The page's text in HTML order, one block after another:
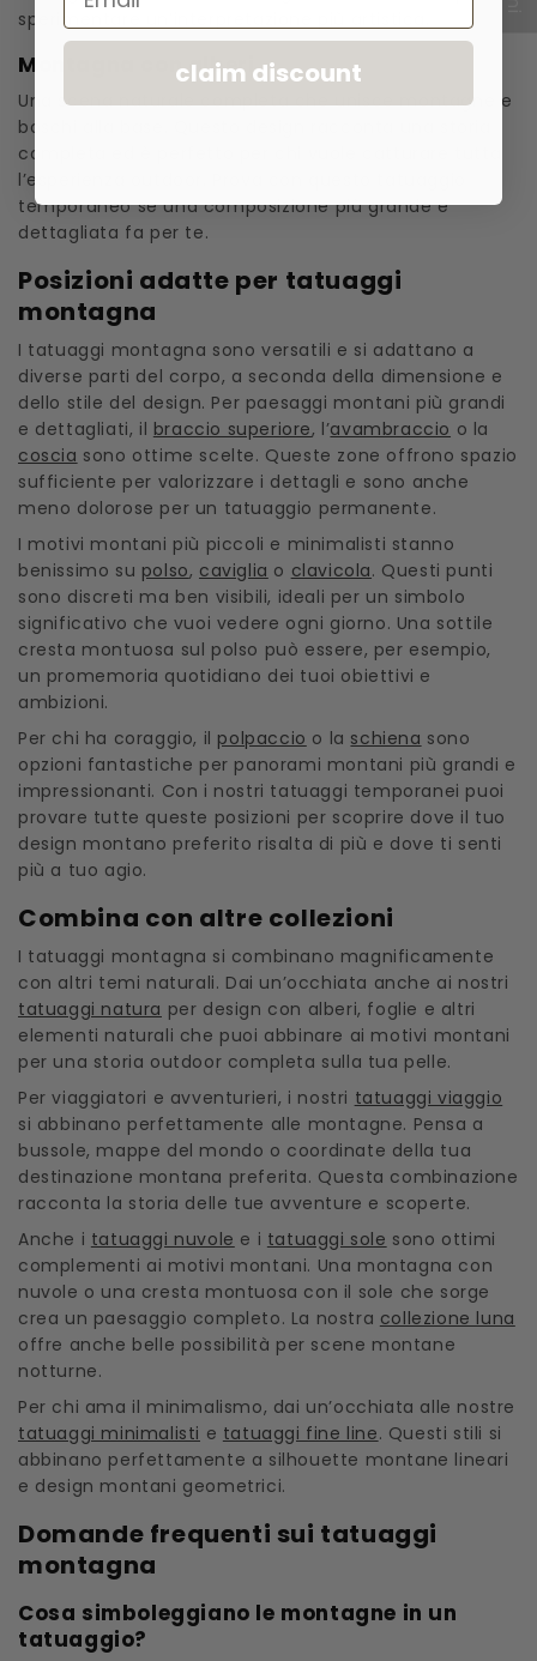
sperimentare un’interpretazione più artistica.
Montagna con alberi
Una scena naturale completa che unisce montagne e
boschi alla base. Questo design racconta una storia
completa ed è perfetto per chi vuole catturare tutta
l’esperienza outdoor. Prova con questo tatuaggio
temporaneo se una composizione più grande e
dettagliata fa per te.
Posizioni adatte per tatuaggi
montagna
I tatuaggi montagna sono versatili e si adattano a
diverse parti del corpo, a seconda della dimensione e
dello stile del design. Per paesaggi montani più grandi
e dettagliati, il braccio superiore, l’avambraccio o la
coscia sono ottime scelte. Queste zone offrono spazio
sufficiente per valorizzare i dettagli e sono anche
meno dolorose per un tatuaggio permanente.
I motivi montani più piccoli e minimalisti stanno
benissimo su polso, caviglia o clavicola. Questi punti
sono discreti ma ben visibili, ideali per un simbolo
significativo che vuoi vedere ogni giorno. Una sottile
cresta montuosa sul polso può essere, per esempio,
un promemoria quotidiano dei tuoi obiettivi e
ambizioni.
Per chi ha coraggio, il polpaccio o la schiena sono
opzioni fantastiche per panorami montani più grandi e
impressionanti. Con i nostri tatuaggi temporanei puoi
provare tutte queste posizioni per scoprire dove il tuo
design montano preferito risalta di più e dove ti senti
più a tuo agio.
Combina con altre collezioni
I tatuaggi montagna si combinano magnificamente
con altri temi naturali. Dai un’occhiata anche ai nostri
tatuaggi natura per design con alberi, foglie e altri
elementi naturali che puoi abbinare ai motivi montani
per una storia outdoor completa sulla tua pelle.
Per viaggiatori e avventurieri, i nostri tatuaggi viaggio
si abbinano perfettamente alle montagne. Pensa a
bussole, mappe del mondo o coordinate della tua
destinazione montana preferita. Questa combinazione
racconta la storia delle tue avventure e scoperte.
Anche i tatuaggi nuvole e i tatuaggi sole sono ottimi
complementi ai motivi montani. Una montagna con
nuvole o una cresta montuosa con il sole che sorge
crea un paesaggio completo. La nostra collezione luna
offre anche belle possibilità per scene montane
notturne.
Per chi ama il minimalismo, dai un’occhiata alle nostre
tatuaggi minimalisti e tatuaggi fine line. Questi stili si
abbinano perfettamente a silhouette montane lineari
e design montani geometrici.
Domande frequenti sui tatuaggi
montagna
Cosa simboleggiano le montagne in un
tatuaggio?
claim discount